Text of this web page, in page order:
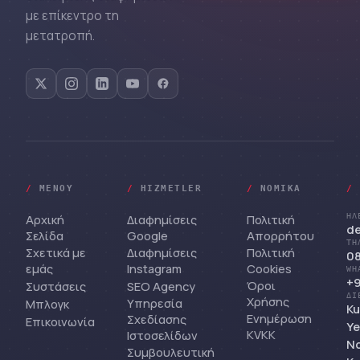
με επίκεντρο τη
μετατροπή.
/ ΜΕΝΟΎ
Αρχική
Σελίδα
Σχετικά με
εμάς
Συστάσεις
Μπλογκ
Επικοινωνία
/ HIZMETLER
Διαφημίσεις
Google
Διαφημίσεις
Instagram
SEO Agency
Υπηρεσία
Σχεδίασης
Ιστοσελίδων
Συμβουλευτική
/ ΝΟΜΙΚΆ
Πολιτική
Απορρήτου
Πολιτική
Cookies
Όροι
Χρήσης
Ενημέρωση
KVKK
/